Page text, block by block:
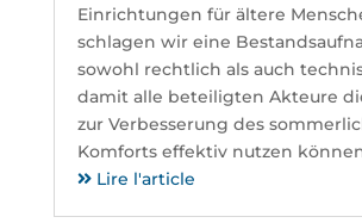
Einrichtungen für ältere
schlagen wir eine
sowohl rechtlich als auch
damit alle beteiligten Akteure
zur Verbesserung des
Komforts effektiv nutzen
Lire l'article